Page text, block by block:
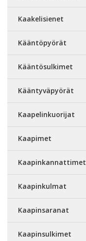
Kaakelisienet
Kääntöpyörät
Kääntösulkimet
Kääntyväpyörät
Kaapelinkuorijat
Kaapimet
Kaapinkannattimet
Kaapinkulmat
Kaapinsaranat
Kaapinsulkimet